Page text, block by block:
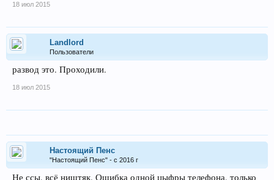
18 июл 2015
Landlord
Пользователи
развод это. Проходили.
18 июл 2015
Настоящий Пенс
"Настоящий Пенс" - с 2016 г
Не ссы, всё ништяк. Ошибка одной цыфры телефона, только